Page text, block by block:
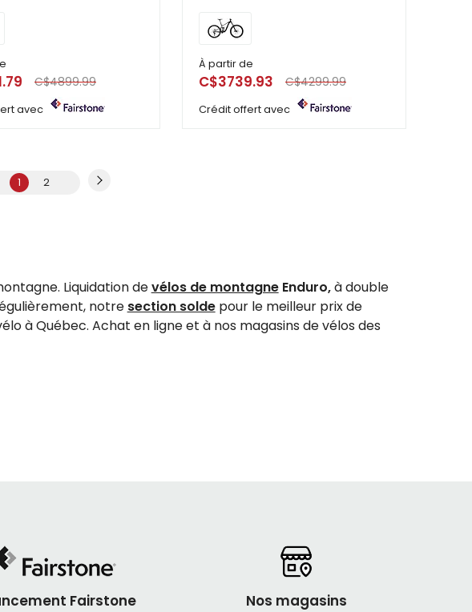
C$4899.99
avec
À partir de
C$3739.93 C$4299.99
Crédit offert avec
1 2
Liquidation devélos de montagneEnduro,à double
notre section soldepour le meilleur prix de
à Québec. Achat en ligne et à nos magasins de vélos des
Fairstone Nos magasins